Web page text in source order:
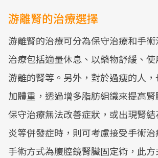
游離腎的治療選擇
游離腎的治療可分為保守治療和手
治療包括適量休息、以藥物舒緩、
游離的腎等。另外，對於過瘦的人
加體重，透過增多脂肪組織來提高
保守治療無法改善症狀，或出現腎
炎等併發症時，則可考慮接受手術
手術方式為腹腔鏡腎臟固定術，此